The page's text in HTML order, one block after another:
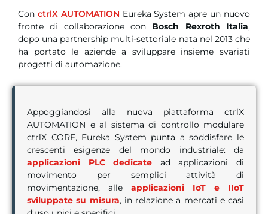
Con ctrlX AUTOMATION Eureka System apre un nuovo
fronte di collaborazione con Bosch Rexroth Italia,
dopo una partnership multi-settoriale nata nel 2013 che
ha portato le aziende a sviluppare insieme svariati
progetti di automazione.
Appoggiandosi alla nuova piattaforma ctrlX
AUTOMATION e al sistema di controllo modulare
ctrlX CORE, Eureka System punta a soddisfare le
crescenti esigenze del mondo industriale: da
applicazioni PLC dedicate ad applicazioni di
movimento per semplici attività di
movimentazione, alle applicazioni IoT e IIoT
sviluppate su misura, in relazione a mercati e casi